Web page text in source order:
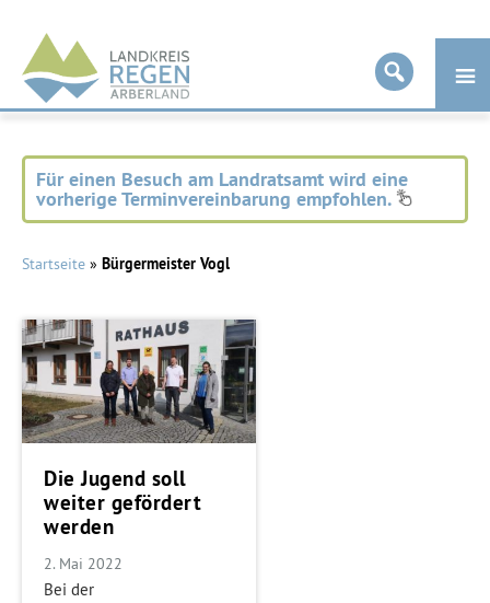
Landkreis
Regen
Für einen Besuch am Landratsamt wird eine
vorherige Terminvereinbarung empfohlen.
Startseite » Bürgermeister Vogl
Die Jugend soll
weiter gefördert
werden
2. Mai 2022
Bei der